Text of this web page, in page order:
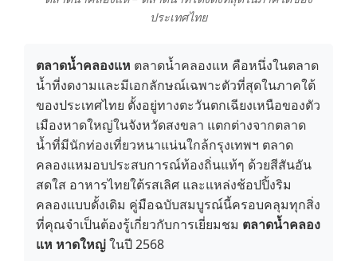
ประเทศไทย
ตลาดน้ำคลองแห ตลาดน้ำคลองแห คือหนึ่งในตลาด
น้ำที่งดงามและมีเอกลักษณ์เฉพาะตัวที่สุดในภาคใต้
ของประเทศไทย ตั้งอยู่ทางตะวันตกเฉียงเหนือของตัว
เมืองหาดใหญ่ในจังหวัดสงขลา แตกต่างจากตลาด
น้ำที่มีนักท่องเที่ยวหนาแน่นใกล้กรุงเทพฯ ตลาด
คลองแหมอบประสบการณ์ท้องถิ่นแท้ๆ ด้วยสีสันอัน
สดใส อาหารไทยใต้รสเลิศ และแหล่งช้อปปิ้งริม
คลองแบบดั้งเดิม คู่มือฉบับสมบูรณ์นี้ครอบคลุมทุกสิ่ง
ที่คุณจำเป็นต้องรู้เกี่ยวกับการเยี่ยมชม ตลาดน้ำคลอง
แห หาดใหญ่ในปี 2568